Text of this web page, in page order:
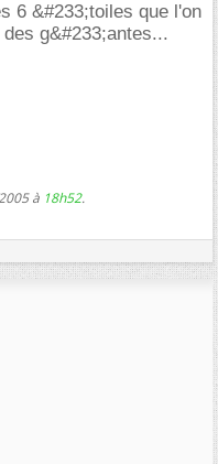
6 &#233;toiles que l'on
g&#233;antes...
à 18h52.